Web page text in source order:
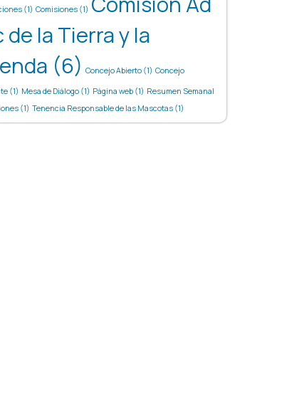
(1) Comisiones (1)
de la Tierra y la
(6) Concejo Abierto (1) Concejo
(1) Mesa de Diálogo (1) Página web (1) Resumen Semanal
(1) Tenencia Responsable de las Mascotas (1)